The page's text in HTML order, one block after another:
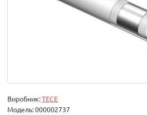
Виробник:TECE
Модель:000002737